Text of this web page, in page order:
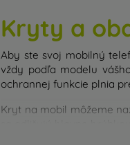
Kryty a
Aby ste svoj mobilný
vždy podľa modelu
ochrannej funkcie plnia
Kryt na mobil môžeme